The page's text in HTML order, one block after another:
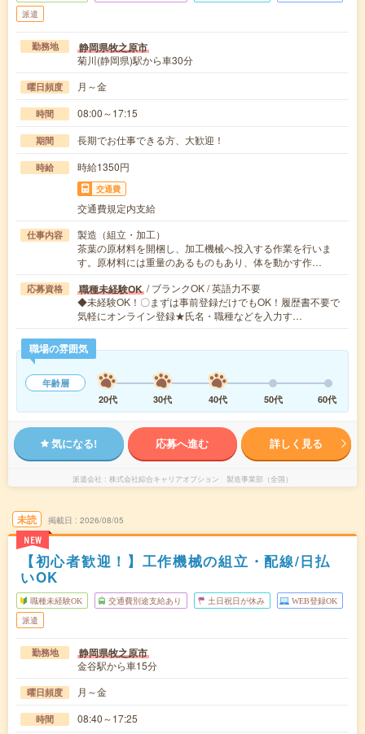
派遣
勤務地 静岡県牧之原市
菊川(静岡県)駅から車30分
曜日頻度 月～金
時間 08:00～17:15
期間 長期でお仕事できる方、大歓迎！
時給 時給1350円
交通費
交通費規定内支給
仕事内容
製造（組立・加工）
茶葉の原材料を開梱し、加工機械へ投入する作業を行いま
す。原材料には重量のあるものもあり、体を動かす作…
応募資格 職種未経験OK / ブランクOK / 英語力不要
◆未経験OK！〇まずは事前登録だけでもOK！履歴書不要で
気軽にオンライン登録★氏名・職種などを入力す…
職場の雰囲気
年齢層
20代
30代 40代 50代 60代
気になる! 応募へ進む 詳しく見る
派遣会社 株式会社綜合キャリアオプション 製造事業部（全国）
未読
NEW
掲載日 2026/08/05
【初心者歓迎！】工作機械の組立・配線/日払
いOK
職種未経験OK 交通費別途支給あり 土日祝日が休み WEB登録OK
派遣
勤務地 静岡県牧之原市
金谷駅から車15分
曜日頻度 月～金
時間 08:40～17:25